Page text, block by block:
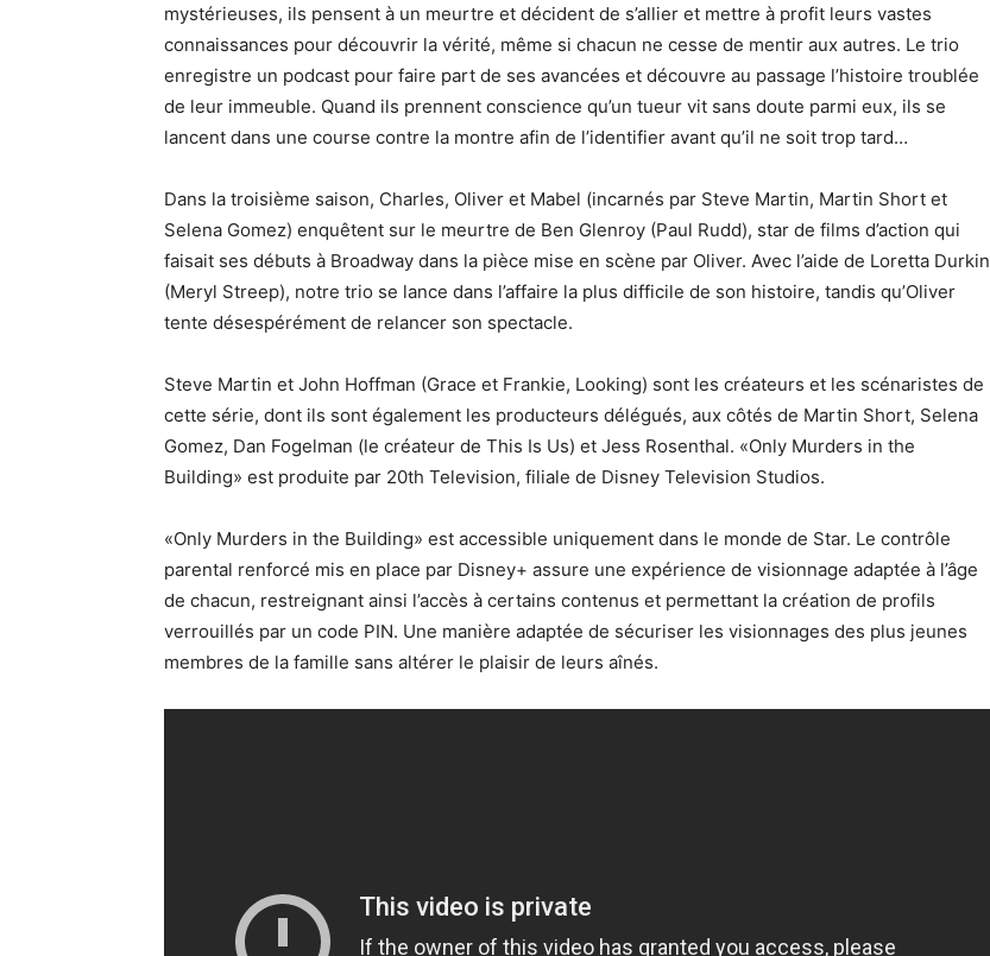
mystérieuses, ils pensent à un meurtre et décident de s’allier et mettre à profit leurs vastes
connaissances pour découvrir la vérité, même si chacun ne cesse de mentir aux autres. Le trio
enregistre un podcast pour faire part de ses avancées et découvre au passage l’histoire troublée
de leur immeuble. Quand ils prennent conscience qu’un tueur vit sans doute parmi eux, ils se
lancent dans une course contre la montre afin de l’identifier avant qu’il ne soit trop tard…
Dans la troisième saison, Charles, Oliver et Mabel (incarnés par Steve Martin, Martin Short et
Selena Gomez) enquêtent sur le meurtre de Ben Glenroy (Paul Rudd), star de films d’action qui
faisait ses débuts à Broadway dans la pièce mise en scène par Oliver. Avec l’aide de Loretta Durkin
(Meryl Streep), notre trio se lance dans l’affaire la plus difficile de son histoire, tandis qu’Oliver
tente désespérément de relancer son spectacle.
Steve Martin et John Hoffman (Grace et Frankie, Looking) sont les créateurs et les scénaristes de
cette série, dont ils sont également les producteurs délégués, aux côtés de Martin Short, Selena
Gomez, Dan Fogelman (le créateur de This Is Us) et Jess Rosenthal. «Only Murders in the
Building» est produite par 20th Television, filiale de Disney Television Studios.
«Only Murders in the Building» est accessible uniquement dans le monde de Star. Le contrôle
parental renforcé mis en place par Disney+ assure une expérience de visionnage adaptée à l’âge
de chacun, restreignant ainsi l’accès à certains contenus et permettant la création de profils
verrouillés par un code PIN. Une manière adaptée de sécuriser les visionnages des plus jeunes
membres de la famille sans altérer le plaisir de leurs aînés.